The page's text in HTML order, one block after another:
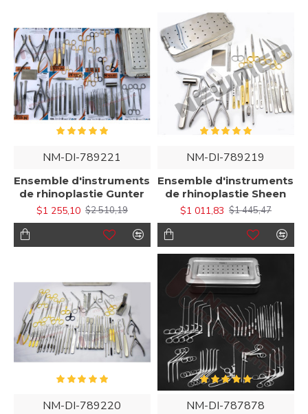
NM-DI-789221
Ensemble d'instruments
de rhinoplastie Gunter
$1 255,10 $2 510,19
NM-DI-789219
Ensemble d'instruments
de rhinoplastie Sheen
$1 011,83 $1 445,47
NM-DI-789220 NM-DI-787878